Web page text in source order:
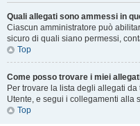
Quali allegati sono ammessi in
Ciascun amministratore può
sicuro di quali siano permessi,
Top
Come posso trovare i miei
Per trovare la lista degli allegati
Utente, e segui i collegamenti alla
Top